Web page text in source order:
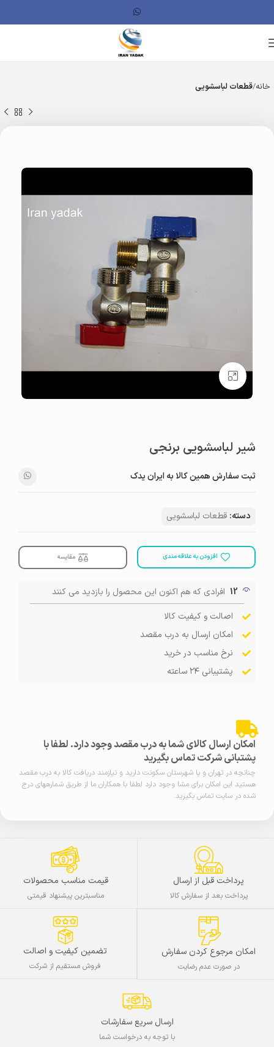
خانه قطعات لباسشویی
بزرگنمایی تصویر
شیر لباسشویی برنجی
ثبت سفارش همین کالا به ایران یدک
دسته: قطعات لباسشویی
افزودن به علاقه مندی مقایسه
12 افرادی که هم اکنون این محصول را بازدید می کنند
اصالت و کیفیت کالا
امکان ارسال به درب مقصد
نرخ مناسب در خرید
پشتیبانی ۲۴ ساعته
امکان ارسال کالای شما به درب مقصد وجود دارد. لطفا با
پشتبانی شرکت تماس بگیرید
چنانچه در تهران و یا شهرستان سکونت دارید و نیازمند دریافت کالا به درب مقصد
هستید این امکان برای مشا وجود دارد لطفا با همکاران ما از طریق شمارههای درج
شده در سایت تماس بگیرید.
پرداخت قبل از ارسال
پرداخت بعد از سفارش کالا
قیمت مناسب محصولات
مناسبترین پیشنهاد قیمتی
امکان مرجوع کردن سفارش
در صورت عدم رضایت
تضمین کیفیت و اصالت
فروش مستقیم از شرکت
ارسال سریع سفارشات
با توجه به درخواست شما